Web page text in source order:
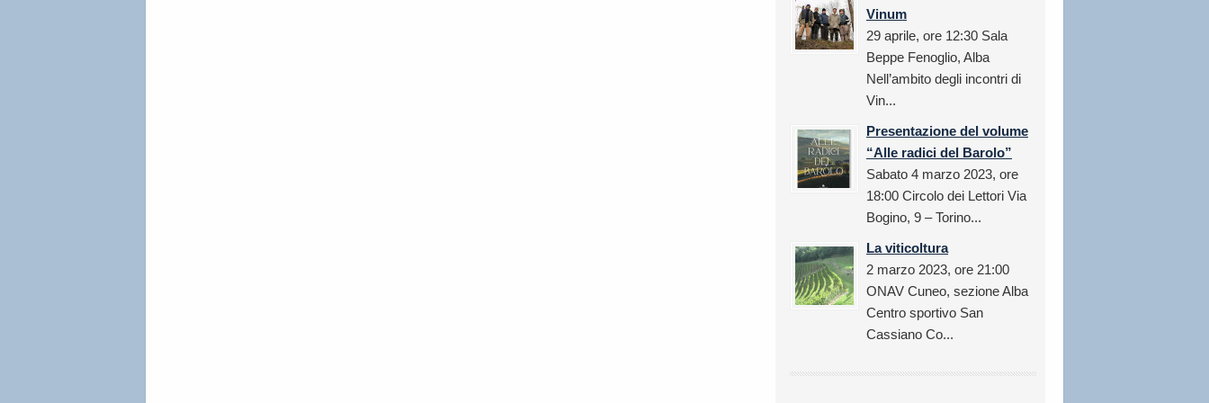
Vinum
29 aprile, ore 12:30 Sala
Beppe Fenoglio, Alba
Nell’ambito degli incontri di
Vin...
Presentazione del volume
“Alle radici del Barolo”
Sabato 4 marzo 2023, ore
18:00 Circolo dei Lettori Via
Bogino, 9 – Torino...
La viticoltura
2 marzo 2023, ore 21:00
ONAV Cuneo, sezione Alba
Centro sportivo San
Cassiano Co...